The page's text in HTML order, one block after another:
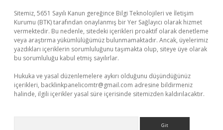
Sitemiz, 5651 Sayılı Kanun gereğince Bilgi Teknolojileri ve İletişim
Kurumu (BTK) tarafından onaylanmış bir Yer Sağlayıcı olarak hizmet
vermektedir. Bu nedenle, sitedeki içerikleri proaktif olarak denetleme
veya araştırma yükümlülüğümüz bulunmamaktadır. Ancak, üyelerimiz
yazdıkları içeriklerin sorumluluğunu taşımakta olup, siteye üye olarak
bu sorumluluğu kabul etmiş sayılırlar.
Hukuka ve yasal düzenlemelere aykırı olduğunu düşündüğünüz
içerikleri, backlinkpanelicomtr@gmail.com adresine bildirmeniz
halinde, ilgili içerikler yasal süre içerisinde sitemizden kaldırılacaktır.